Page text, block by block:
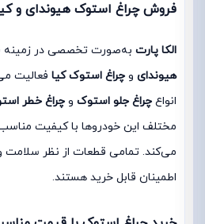
فروش چراغ استوک هیوندای و
الکا پارت به‌صورت تخصصی در
هیوندای و چراغ استوک کیا فعالیت
انواع چراغ جلو استوک و چراغ خطر
مختلف این خودروها با کیفیت
می‌کند. تمامی قطعات از نظر سلامت
اطمینان قابل خرید هستند.